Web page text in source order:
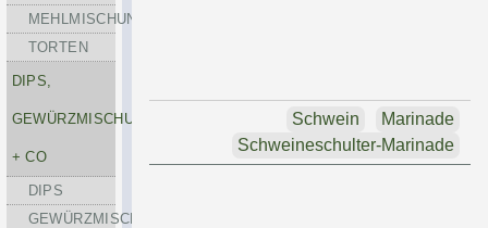
MEHLMISCHUNGEN
TORTEN
DIPS,
GEWÜRZMISCHUNGEN
+ CO
DIPS
GEWÜRZMISCHUNGEN
Marinade
Schwein
Schweineschulter-Marinade